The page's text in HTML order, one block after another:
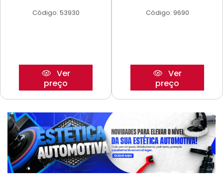
Código: 53930
Ver
preço
Código: 9690
Ver
preço